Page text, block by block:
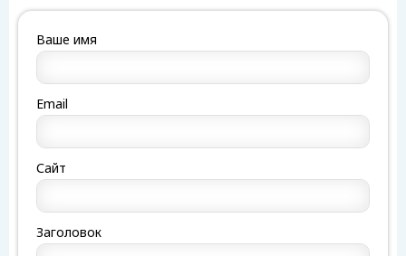
Ваше имя
Email
Сайт
Заголовок